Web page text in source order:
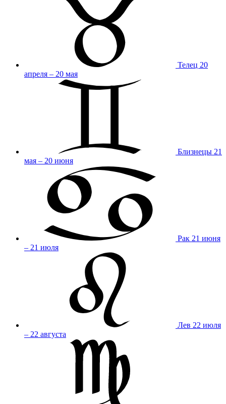
Телец 20
апреля – 20 мая
Близнецы 21
мая – 20 июня
Рак 21 июня
– 21 июля
Лев 22 июля
– 22 августа